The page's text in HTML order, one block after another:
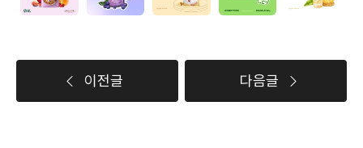
이전글 다음글